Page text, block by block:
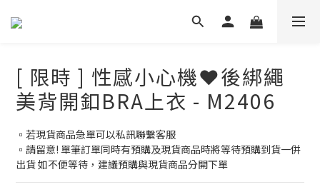
[ 限時 ] 性感小心機❤️後綁繩
美背開釦BRA上衣 - M2406
▫️若現貨商品急單可以私訊聯繫客服
▫️請留意! 單筆訂單同時有預購及現貨商品時將等待預購到貨一併
出貨 如不便等待，建議預購與現貨商品分開下單